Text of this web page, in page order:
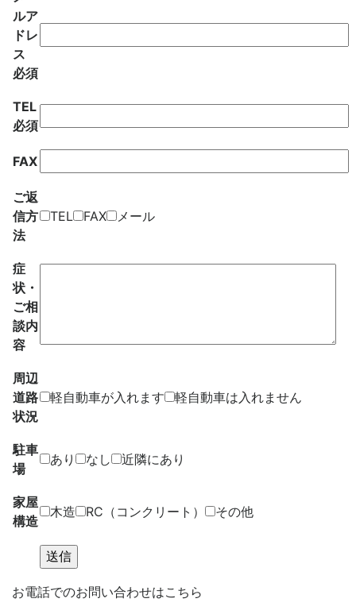
ルア
ドレ
ス
必須
TEL
必須
FAX
ご返
信方
法
TEL FAX メール
症
状・
ご相
談内
容
周辺
道路
状況
軽自動車が入れます 軽自動車は入れません
駐車
場
あり なし 近隣にあり
家屋
構造
木造 RC（コンクリート） その他
お電話でのお問い合わせはこちら